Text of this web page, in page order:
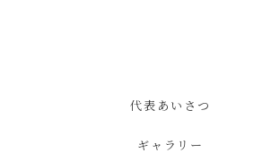
代表あいさつ
ギャラリー